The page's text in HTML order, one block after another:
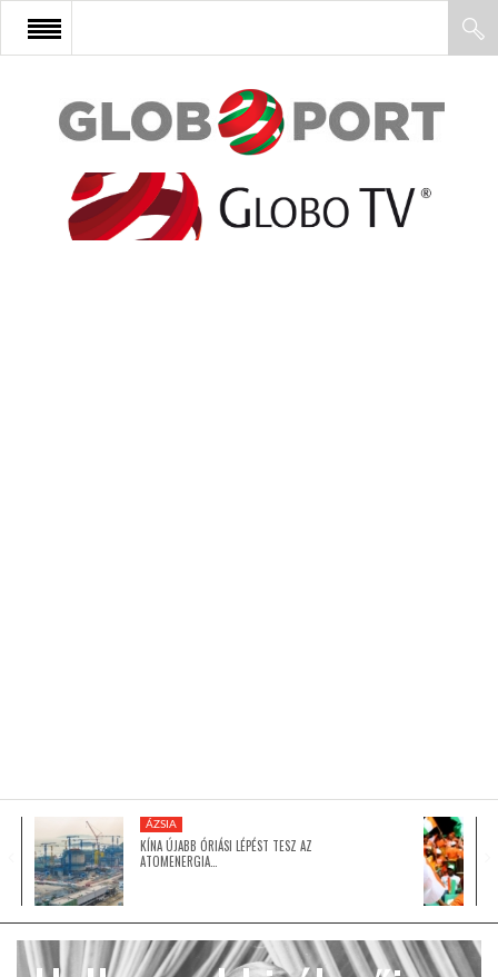
FŐOLDAL
AFRIKA
GLOBOTV BP
HÍR3D
ÁZSIA
KÍNA ÚJABB ÓRIÁSI LÉPÉST TESZ AZ
ATOMENERGIA…